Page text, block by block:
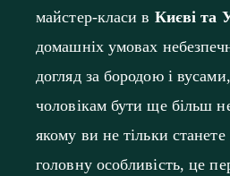
майстер-класи в Києві та
домашніх умовах
догляд за бородою і
чоловікам бути ще більш
якому ви не тільки
головну особливість, це